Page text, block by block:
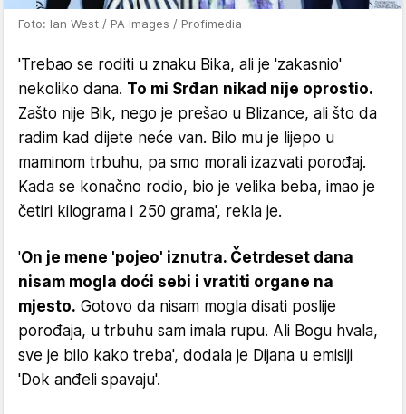
Foto: Ian West / PA Images / Profimedia
'Trebao se roditi u znaku Bika, ali je 'zakasnio'
nekoliko dana. To mi Srđan nikad nije oprostio.
Zašto nije Bik, nego je prešao u Blizance, ali što da
radim kad dijete neće van. Bilo mu je lijepo u
maminom trbuhu, pa smo morali izazvati porođaj.
Kada se konačno rodio, bio je velika beba, imao je
četiri kilograma i 250 grama', rekla je.
'On je mene 'pojeo' iznutra. Četrdeset dana
nisam mogla doći sebi i vratiti organe na
mjesto. Gotovo da nisam mogla disati poslije
porođaja, u trbuhu sam imala rupu. Ali Bogu hvala,
sve je bilo kako treba', dodala je Dijana u emisiji
'Dok anđeli spavaju'.